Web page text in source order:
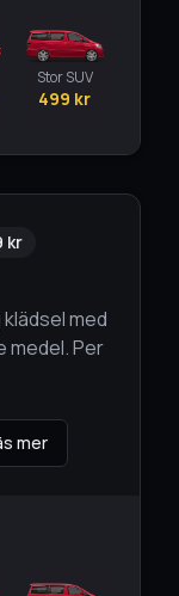
Stor SUV
499 kr
kr
med
medel. Per
mer